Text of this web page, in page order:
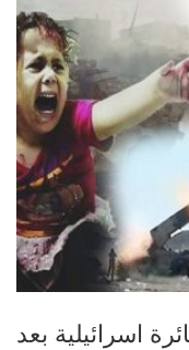
اسرائيلية بعد